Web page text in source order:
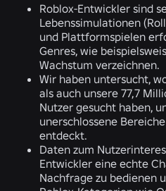
Roblox-Entwickler sind
Lebenssimulationen
und Plattformspielen
Genres, wie
Wachstum verzeichnen.
Wir haben untersucht,
als auch unsere 77,7
Nutzer gesucht haben,
unerschlossene
entdeckt.
Daten zum
Entwickler eine echte
Nachfrage zu bedienen